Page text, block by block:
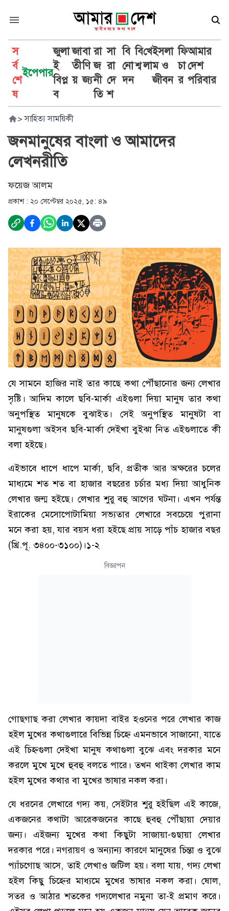
স
র্ব
শে
ষ
ইপেপার
জুলা
ই
বিপ্ল
ব
জা
তী
য়
বা
ণি
জ্য
রা
জ
নী
তি
সা
রা
দে
শ
বি
নো
দন
বি
শ্ব
খে
লা
ইসলা
ম ও
জীবন
ফি
চা
র
আমার
দেশ
পরিবার
> সাহিত্য সাময়িকী
জনমানুষের বাংলা ও আমাদের
লেখনরীতি
ফয়েজ আলম
প্রকাশ : ২০ সেপ্টেম্বর ২০২৫, ১৫: ৪৯
যে সামনে হাজির নাই তার কাছে কথা পৌঁছানোর জন্য লেখার
সৃষ্টি। আদিম কালে ছবি-মার্কা এইগুলা দিয়া মানুষ তার কথা
অনুপস্থিত মানুষকে বুঝাইত। সেই অনুপস্থিত মানুষটা বা
মানুষগুলা অইসব ছবি-মার্কা দেইখা বুইঝা নিত এইগুলাতে কী
বলা হইছে।
এইভাবে ধাপে ধাপে মার্কা, ছবি, প্রতীক আর অক্ষরের চলের
মাধ্যমে শত শত বা হাজার বছরের চর্চার মধ্য দিয়া আধুনিক
লেখার জন্ম হইছে। লেখার শুরু বহু আগের ঘটনা। এখন পর্যন্ত
ইরাকের মেসোপোটামিয়া সভ্যতার লেখারে সবচেয়ে পুরানা
মনে করা হয়, যার বয়স ধরা হইছে প্রায় সাড়ে পাঁচ হাজার বছর
(খ্রি.পূ. ৩৪০০-৩১০০)।১-২
বিজ্ঞাপন
গোছগাছ করা লেখার কায়দা বাইর হওনের পরে লেখার কাজ
হইল মুখের কথাগুলারে বিভিন্ন চিহ্নে এমনভাবে সাজানো, যাতে
এই চিহ্নগুলা দেইখা মানুষ কথাগুলা বুঝে এবং দরকার মনে
করলে মুখে মুখে হুবহু বলতে পারে। তখন থাইকা লেখার কাম
হইল মুখের কথার বা মুখের ভাষার নকল করা।
যে ধরনের লেখারে গদ্য কয়, সেইটার শুরু হইছিল এই কাজে,
একজনের কথাটা আরেকজনের কাছে হুবহু পৌঁছায়া দেয়ার
জন্য। এইজন্য মুখের কথা কিছুটা সাজায়া-গুছায়া লেখার
দরকার পরে। নগরায়ণ ও অন্যান্য কারণে মানুষের চিন্তা ও বুঝে
প্যাঁচগোছ আসে, তাই লেখাও জটিল হয়। বলা যায়, গদ্য লেখা
হইল কিছু চিহ্নের মাধ্যমে মুখের ভাষার নকল করা। ষোল,
সতর ও আঠার শতকের গদ্যলেখার নমুনা তা-ই প্রমাণ করে।